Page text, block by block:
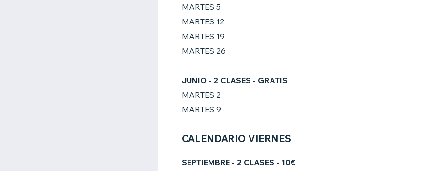
MARTES 5
MARTES 12
MARTES 19
MARTES 26
JUNIO - 2 CLASES - GRATIS
MARTES 2
MARTES 9
CALENDARIO VIERNES
SEPTIEMBRE - 2 CLASES - 10€